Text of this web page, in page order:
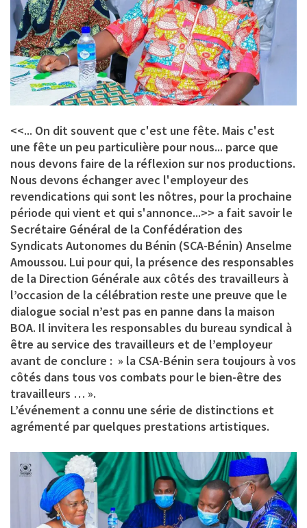
<<... On dit souvent que c'est une fête. Mais c'est
une fête un peu particulière pour nous... parce que
nous devons faire de la réflexion sur nos productions.
Nous devons échanger avec l'employeur des
revendications qui sont les nôtres, pour la prochaine
période qui vient et qui s'annonce...>> a fait savoir le
Secrétaire Général de la Confédération des
Syndicats Autonomes du Bénin (SCA-Bénin) Anselme
Amoussou. Lui pour qui, la présence des responsables
de la Direction Générale aux côtés des travailleurs à
l’occasion de la célébration reste une preuve que le
dialogue social n’est pas en panne dans la maison
BOA. Il invitera les responsables du bureau syndical à
être au service des travailleurs et de l’employeur
avant de conclure : » la CSA-Bénin sera toujours à vos
côtés dans tous vos combats pour le bien-être des
travailleurs … ».
L’événement a connu une série de distinctions et
agrémenté par quelques prestations artistiques.